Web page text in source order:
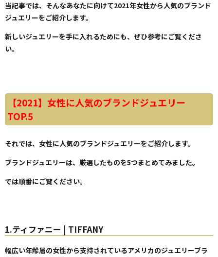
当記事では、そんなあなたに向けて2021年女性から人気のブランド
ジュエリーをご紹介します。
新しいジュエリーを手に入れるためにも、ぜひ参考にご覧くださ
い。
【2021】女性に人気のブランドジュエリー
TOP.5
それでは、女性に人気のブランドジュエリーをご紹介します。
ブランドジュエリーは、厳選したものを5つまとめてみました。
では順番にご覧ください。
1.ティファニー | TIFFANY
幅広い年齢層の女性から支持されているアメリカのジュエリーブラ